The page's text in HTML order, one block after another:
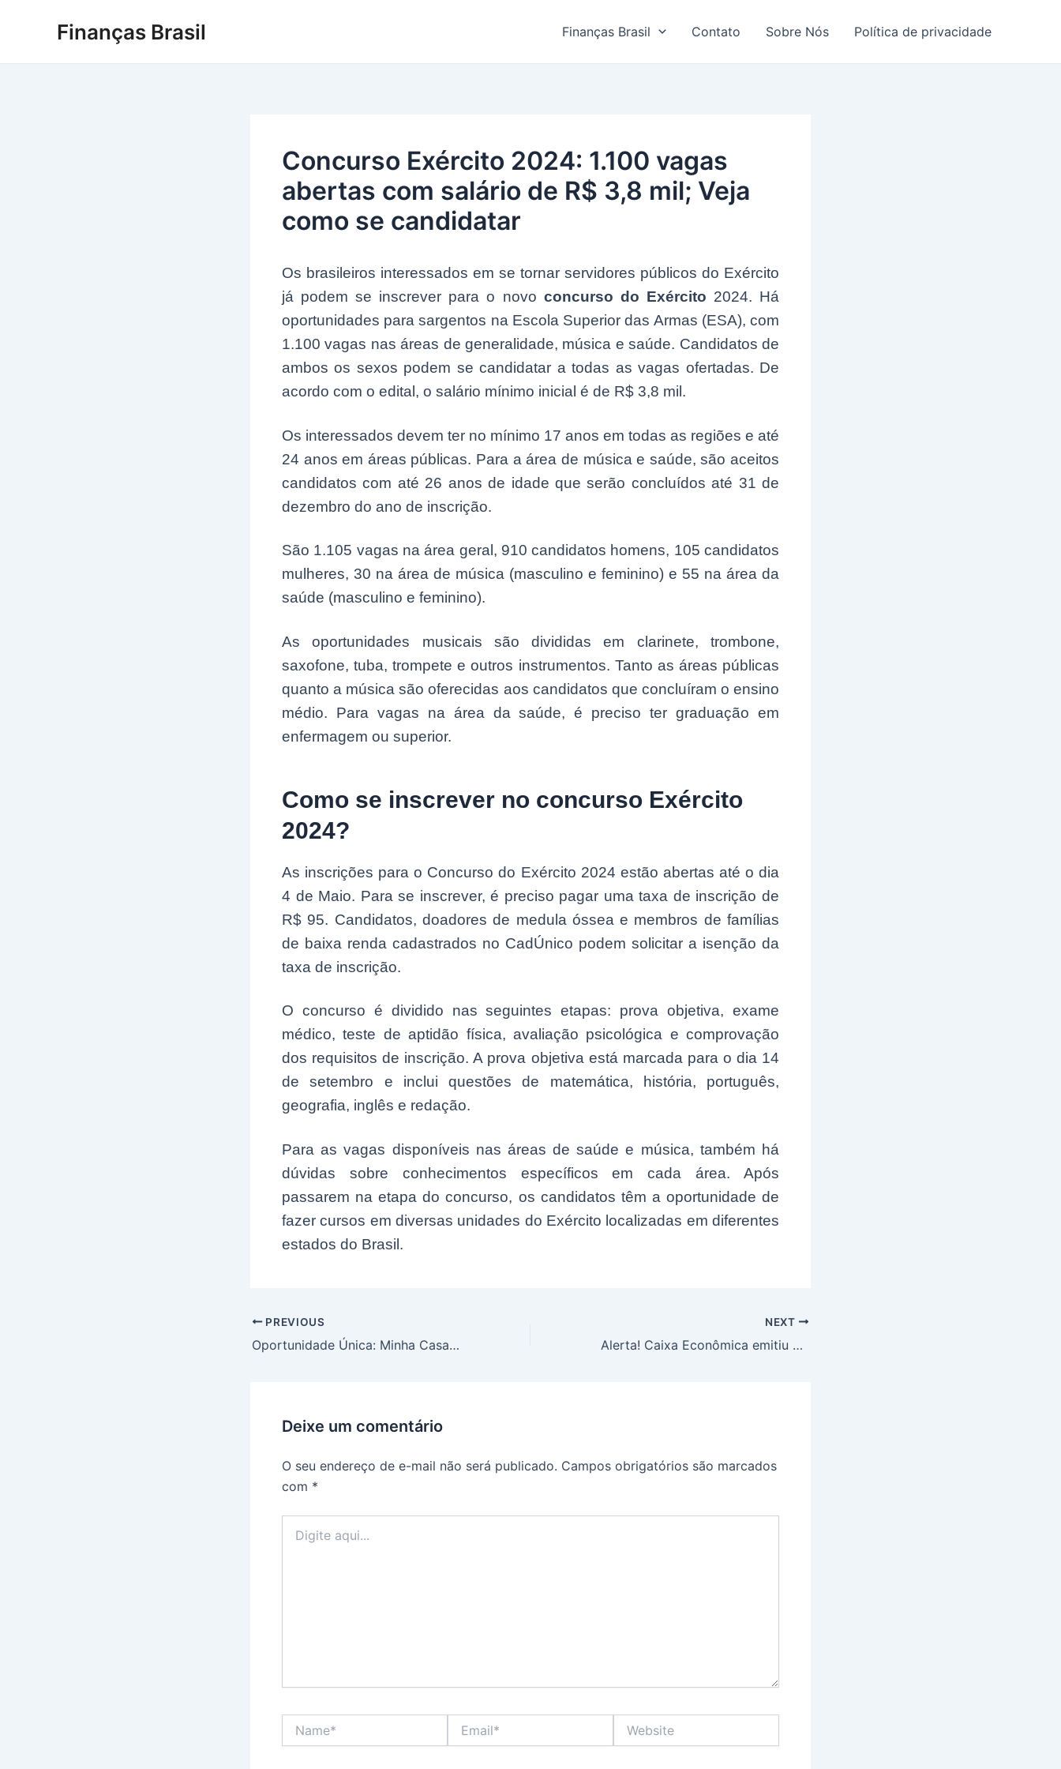
Finanças Brasil Finanças Brasil Contato Sobre Nós Política de privacidade
Concurso Exército 2024: 1.100 vagas
abertas com salário de R$ 3,8 mil; Veja
como se candidatar
Os brasileiros interessados em se tornar servidores públicos do Exército
já podem se inscrever para o novo concurso do Exército 2024. Há
oportunidades para sargentos na Escola Superior das Armas (ESA), com
1.100 vagas nas áreas de generalidade, música e saúde. Candidatos de
ambos os sexos podem se candidatar a todas as vagas ofertadas. De
acordo com o edital, o salário mínimo inicial é de R$ 3,8 mil.
Os interessados devem ter no mínimo 17 anos em todas as regiões e até
24 anos em áreas públicas. Para a área de música e saúde, são aceitos
candidatos com até 26 anos de idade que serão concluídos até 31 de
dezembro do ano de inscrição.
São 1.105 vagas na área geral, 910 candidatos homens, 105 candidatos
mulheres, 30 na área de música (masculino e feminino) e 55 na área da
saúde (masculino e feminino).
As oportunidades musicais são divididas em clarinete, trombone,
saxofone, tuba, trompete e outros instrumentos. Tanto as áreas públicas
quanto a música são oferecidas aos candidatos que concluíram o ensino
médio. Para vagas na área da saúde, é preciso ter graduação em
enfermagem ou superior.
Como se inscrever no concurso Exército
2024?
As inscrições para o Concurso do Exército 2024 estão abertas até o dia
4 de Maio. Para se inscrever, é preciso pagar uma taxa de inscrição de
R$ 95. Candidatos, doadores de medula óssea e membros de famílias
de baixa renda cadastrados no CadÚnico podem solicitar a isenção da
taxa de inscrição.
O concurso é dividido nas seguintes etapas: prova objetiva, exame
médico, teste de aptidão física, avaliação psicológica e comprovação
dos requisitos de inscrição. A prova objetiva está marcada para o dia 14
de setembro e inclui questões de matemática, história, português,
geografia, inglês e redação.
Para as vagas disponíveis nas áreas de saúde e música, também há
dúvidas sobre conhecimentos específicos em cada área. Após
passarem na etapa do concurso, os candidatos têm a oportunidade de
fazer cursos em diversas unidades do Exército localizadas em diferentes
estados do Brasil.
Post
navigation
PREVIOUS
Oportunidade Única: Minha Casa Minha Vida com Desconto de 80% para famílias de baixa renda; Veja como!
NEXT
Alerta! Caixa Econômica emitiu comunicado aos beneficiários do Bolsa Família; Confira as novidades
Deixe um comentário
O seu endereço de e-mail não será publicado. Campos obrigatórios são marcados
com *
aqui...